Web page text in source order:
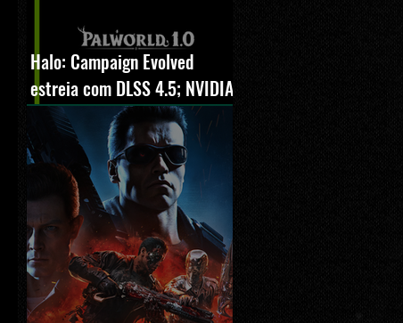
Halo: Campaign Evolved
estreia com DLSS 4.5; NVIDIA
lança novo GeForce Game
Ready Driver para grandes
lançamentos